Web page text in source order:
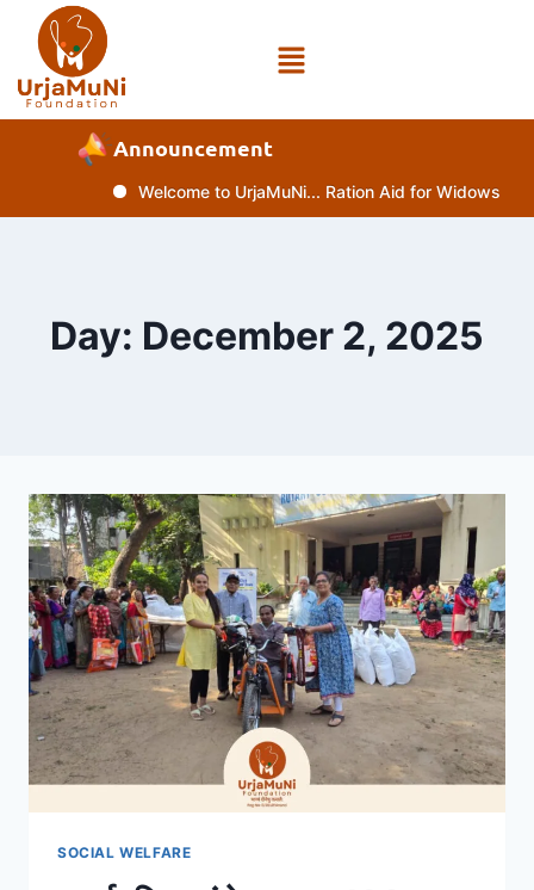
Announcement
Welcome to UrjaMuNi... Ration Aid for Widows
Day: December 2, 2025
SOCIAL WELFARE